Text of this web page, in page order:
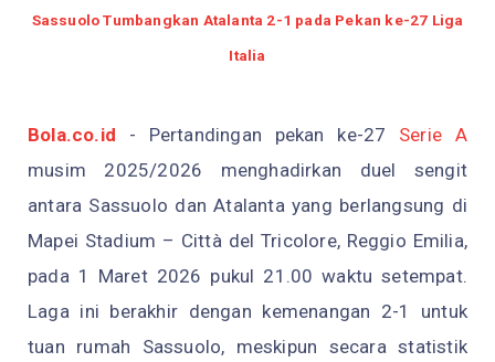
Sassuolo Tumbangkan Atalanta 2-1 pada Pekan ke-27 Liga
Italia
Bola.co.id - Pertandingan pekan ke-27 Serie A
musim 2025/2026 menghadirkan duel sengit
antara Sassuolo dan Atalanta yang berlangsung di
Mapei Stadium – Città del Tricolore, Reggio Emilia,
pada 1 Maret 2026 pukul 21.00 waktu setempat.
Laga ini berakhir dengan kemenangan 2-1 untuk
tuan rumah Sassuolo, meskipun secara statistik